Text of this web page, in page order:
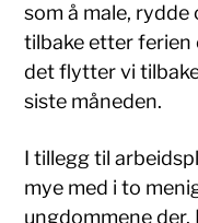
som å male,
tilbake etter ferien
det flytter vi
siste måneden.
I tillegg til
mye med i to
ungdommene der.